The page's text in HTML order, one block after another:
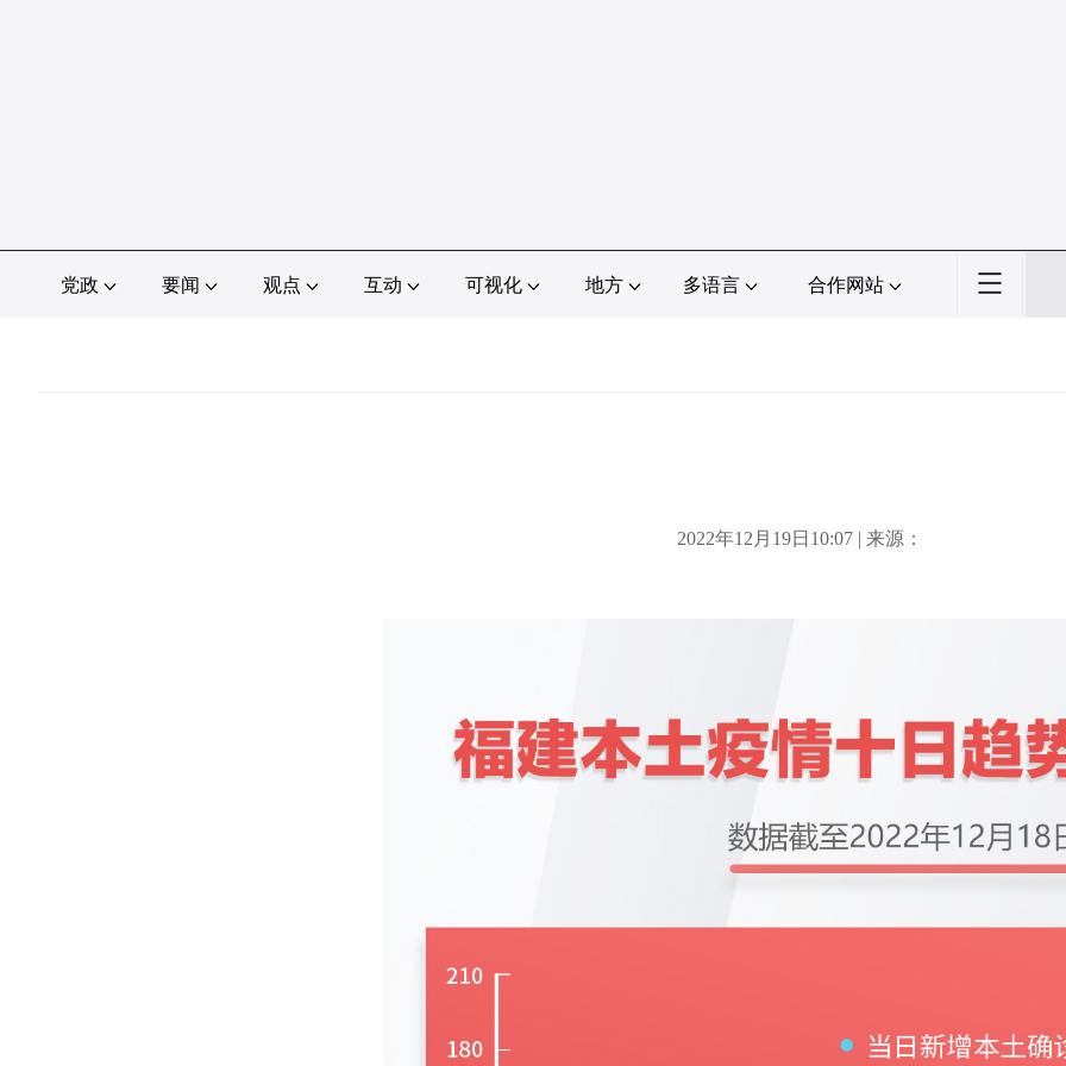
党政 要闻 观点 互动 可视化 地方 多语言 合作网站
2022年12月19日10:07 | 来源：